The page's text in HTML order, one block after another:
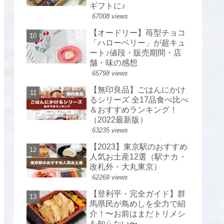
ギフトに♪
67008 views
【オードリー】苺型チョコ
「ハローベリー」が超キュ
ート♪値段・販売期間・店
舗・味の感想
65798 views
【無印良品】ごはんにかけ
るシリーズ 全17品食べ比べ
＆おすすめランキング！
（2022最新版）
63235 views
【2023】東京駅のおすすめ
人気お土産12選（駅ナカ・
改札外・大丸東京）
62269 views
【登利平・完全ガイド】群
馬県民が鳥めしを全力で紹
介！〜お前はまだトリメシ